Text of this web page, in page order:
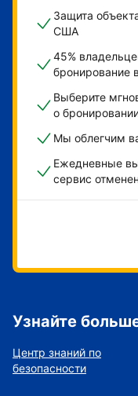
Защита
США
45%
бронирование
Выберите
о
Мы облегчим
Ежедневные
сервис
Узнайте
Центр знаний по
безопасности